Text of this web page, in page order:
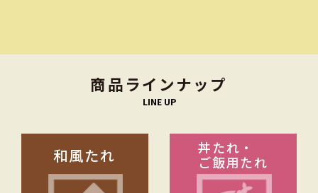
商品ラインナップ
LINE UP
和風たれ
丼たれ・
ご飯用たれ